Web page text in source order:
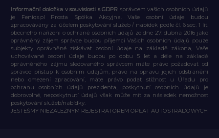
Informační doložka v souvislosti s GDPR správcem vašich osobních údajů
je Feniqs.pl Prosta Spółka Akcyjna. Vaše osobní údaje budou
zpracovávány za účelem poskytování služeb / nabídek podle čl. 6 sec. 1 lit.
obecného nařízení o ochraně osobních údajů ze dne 27. dubna 2016 jako
oprávněný zájem správce budou příjemci Vašich osobních údajů pouze
subjekty oprávněné získávat osobní údaje na základě zákona, Vaše
uchovávané osobní údaje budou po dobu 5 let a déle na základě
oprávněného zájmu sledovaného správcem máte právo požadovat od
správce přístup k osobním údajům, právo na opravu jejich odstranění
nebo omezení zpracování, máte právo podat stížnost u Úřadu pro
ochranu osobních údajů prezidenta, poskytnutí osobních údajů je
dobrovolné, neposkytnutí údajů však může mít za následek nemožnost
poskytování služeb/nabídky.
JESTEŚMY NIEZALEŻNYM REJESTRATOREM OPŁAT AUTOSTRADOWYCH